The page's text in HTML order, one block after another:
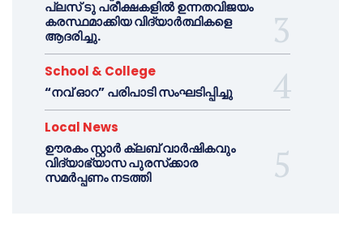
പ്ലസ് ടു പരീക്ഷകളിൽ ഉന്നതവിജയം
കരസ്ഥമാക്കിയ വിദ്യാർത്ഥികളെ
ആദരിച്ചു.
School & College
“നവ് ഓറ” പരിപാടി സംഘടിപ്പിച്ചു
Local News
ഊരകം സ്റ്റാർ ക്ലബ് വാർഷികവും
വിദ്യാഭ്യാസ പുരസ്‌ക്കാര
സമർപ്പണം നടത്തി